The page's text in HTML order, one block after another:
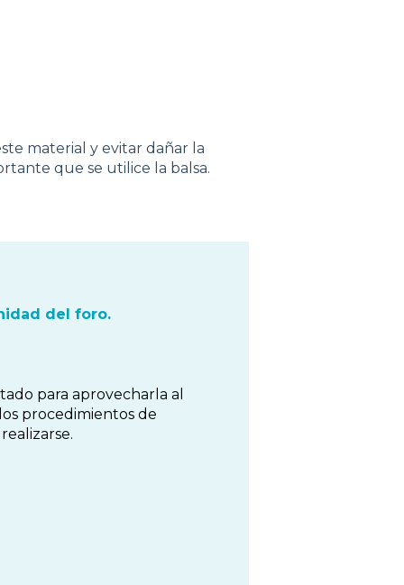
material y evitar dañar la
que se utilice la balsa.
del foro.
para aprovecharla al
procedimientos de